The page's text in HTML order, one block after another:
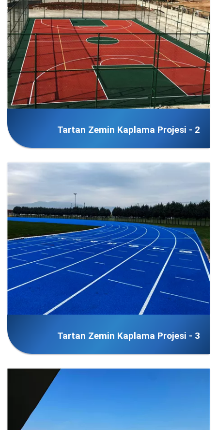
Tartan Zemin Kaplama Projesi - 2
Tartan Zemin Kaplama Projesi - 3